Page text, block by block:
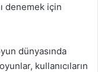
denemek için
dünyasında
kullanıcıların